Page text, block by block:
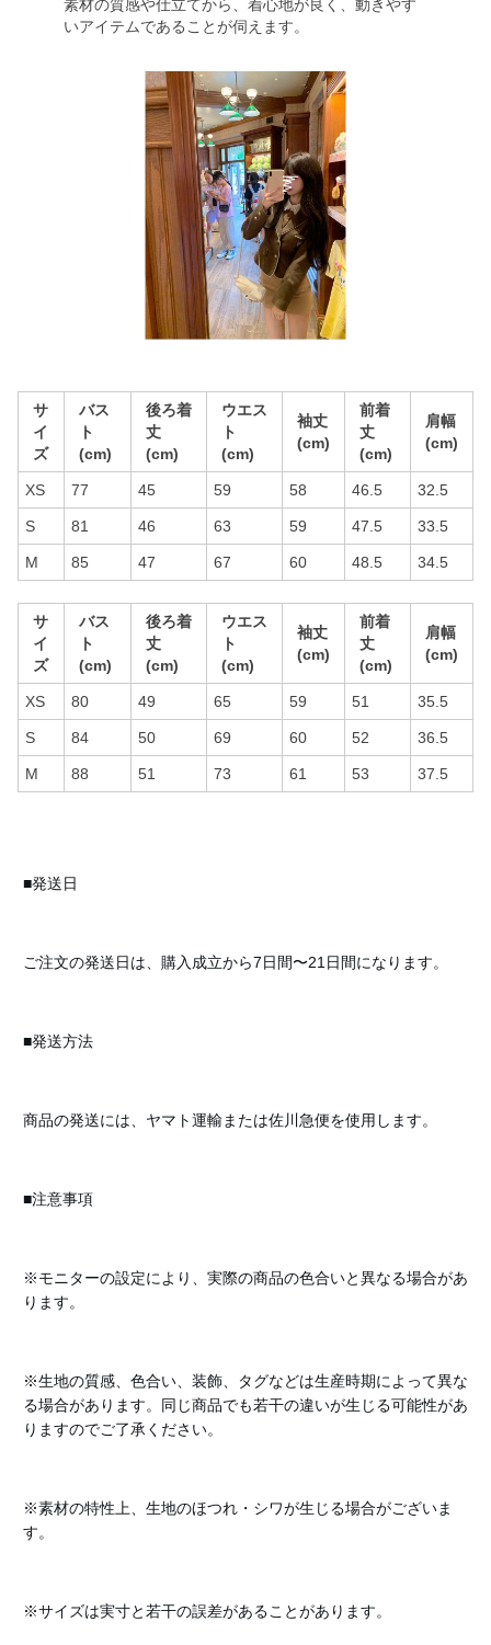
素材の質感や仕立てから、着心地が良く、動きやす
いアイテムであることが伺えます。
サ
イ
ズ
バス
ト
(cm)
後ろ着
丈
(cm)
ウエス
ト
(cm)
袖丈
(cm)
前着
丈
(cm)
肩幅
(cm)
XS 77 45 59 58 46.5 32.5
S 81 46 63 59 47.5 33.5
M 85 47 67 60 48.5 34.5
サ
イ
ズ
バス
ト
(cm)
後ろ着
丈
(cm)
ウエス
ト
(cm)
袖丈
(cm)
前着
丈
(cm)
肩幅
(cm)
XS 80 49 65 59 51 35.5
S 84 50 69 60 52 36.5
M 88 51 73 61 53 37.5
■発送日
ご注文の発送日は、購入成立から7日間〜21日間になります。
■発送方法
商品の発送には、ヤマト運輸または佐川急便を使用します。
■注意事項
※モニターの設定により、実際の商品の色合いと異なる場合があ
ります。
※生地の質感、色合い、装飾、タグなどは生産時期によって異な
る場合があります。同じ商品でも若干の違いが生じる可能性があ
りますのでご了承ください。
※素材の特性上、生地のほつれ・シワが生じる場合がございま
す。
※サイズは実寸と若干の誤差があることがあります。